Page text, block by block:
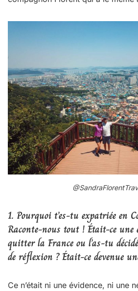
1. Pourquoi t’es-tu expatriée en
Raconte-nous tout ! Était-ce une
quitter la France ou l’as-tu
de réflexion ? Était-ce devenue
Ce n’était ni une évidence, ni une